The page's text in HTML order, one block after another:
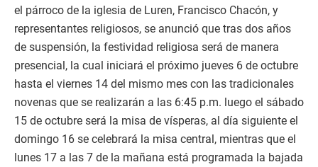
el párroco de la iglesia de Luren, Francisco Chacón, y
representantes religiosos, se anunció que tras dos años
de suspensión, la festividad religiosa será de manera
presencial, la cual iniciará el próximo jueves 6 de octubre
hasta el viernes 14 del mismo mes con las tradicionales
novenas que se realizarán a las 6:45 p.m. luego el sábado
15 de octubre será la misa de vísperas, al día siguiente el
domingo 16 se celebrará la misa central, mientras que el
lunes 17 a las 7 de la mañana está programada la bajada